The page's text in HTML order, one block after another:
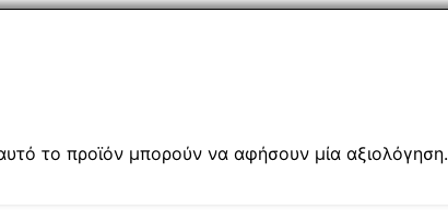
το προϊόν μπορούν να αφήσουν μία αξιολόγηση.